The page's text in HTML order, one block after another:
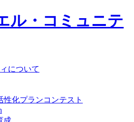
について
性化プランコンテスト
成